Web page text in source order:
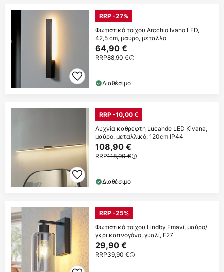
RRP -27%
Φωτιστικό τοίχου Arcchio Ivano LED,
42,5 cm, μαύρο, μέταλλο
64,90 €
RRP88,90 €
Διαθέσιμο
RRP -10,00 €
Λυχνία καθρέφτη Lucande LED Kivana,
μαύρο, μεταλλικό, 120cm IP44
108,90 €
RRP118,90 €
Διαθέσιμο
RRP -25%
Φωτιστικό τοίχου Lindby Emavi, μαύρο/
γκρι καπνογόνο, γυαλί, E27
29,90 €
RRP39,90 €